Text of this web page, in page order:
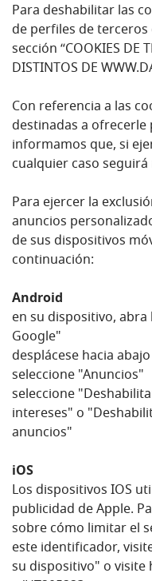
Para deshabilitar las
de perfiles de
sección “COOKIES DE
DISTINTOS DE
Con referencia a las
destinadas a
informamos que, si
cualquier caso
Para ejercer la
anuncios
de sus dispositivos
continuación:
Android
en su dispositivo,
Google"
desplácese hacia
seleccione "Anuncios"
seleccione
intereses" o
anuncios"
iOS
Los dispositivos IOS
publicidad de Apple.
sobre cómo limitar el
este identificador,
su dispositivo" o